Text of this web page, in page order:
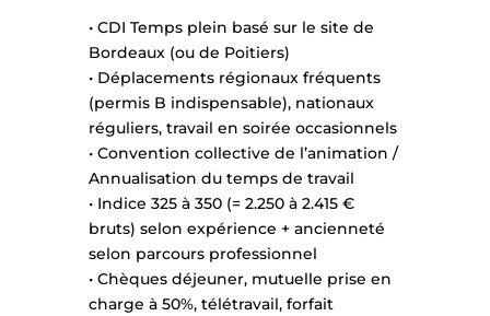
• CDI Temps plein basé sur le site de
Bordeaux (ou de Poitiers)
• Déplacements régionaux fréquents
(permis B indispensable), nationaux
réguliers, travail en soirée occasionnels
• Convention collective de l’animation /
Annualisation du temps de travail
• Indice 325 à 350 (= 2.250 à 2.415 €
bruts) selon expérience + ancienneté
selon parcours professionnel
• Chèques déjeuner, mutuelle prise en
charge à 50%, télétravail, forfait